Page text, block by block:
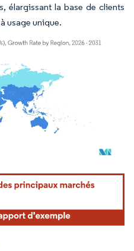
élargissant la base de clients
usage unique.
nécessite une attribution sous CC BY